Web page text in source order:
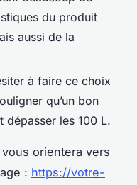
du produit
aussi de la
à faire ce choix
qu’un bon
dépasser les 100 L.
orientera vers
: https://votre-